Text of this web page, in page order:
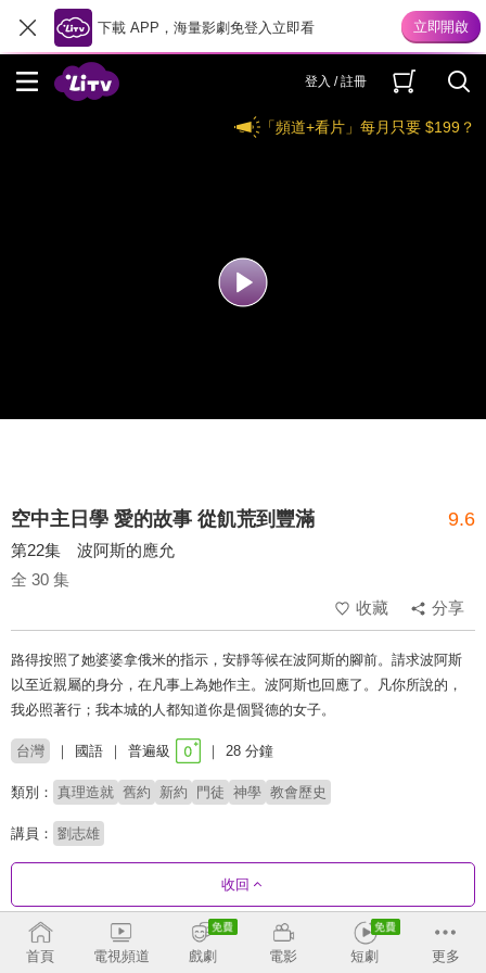
下載 APP，海量影劇免登入立即看
登入 / 註冊
「頻道+看片」每月只要 $199？
空中主日學 愛的故事 從飢荒到豐滿 9.6
第22集 波阿斯的應允
全 30 集
收藏
分享
路得按照了她婆婆拿俄米的指示，安靜等候在波阿斯的腳前。請求波阿斯
以至近親屬的身分，在凡事上為她作主。波阿斯也回應了。凡你所說的，
我必照著行；我本城的人都知道你是個賢德的女子。
台灣 國語 普遍級 28 分鐘
類別： 真理造就 舊約 新約 門徒 神學 教會歷史
講員： 劉志雄
收回
劇集列表 反序
首頁 電視頻道 戲劇 電影 短劇 更多